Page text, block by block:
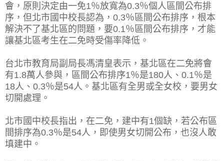
會，原則決定由一免1％放寬為0.3％個人區間公布排
序，但北市國中校長認為，0.3％區間公布排序，根本
解決不了基北區的問題，要0.1％區間公布排序，才能
讓基北區考生在二免時受傷率降低。
台北市教育局副局長馮清皇表示，基北區在二免將會
有1.8萬人參與，區間公布排序1％是180人、0.1％是
18人、0.3％是54人。基北區有全男或全女校，要男女
切開處理。
北市國中校長指出，在二免，建中有1個缺，若公布區
間排序為0.3％是54人，即使男女切開公布，也沒人敢
填建中。